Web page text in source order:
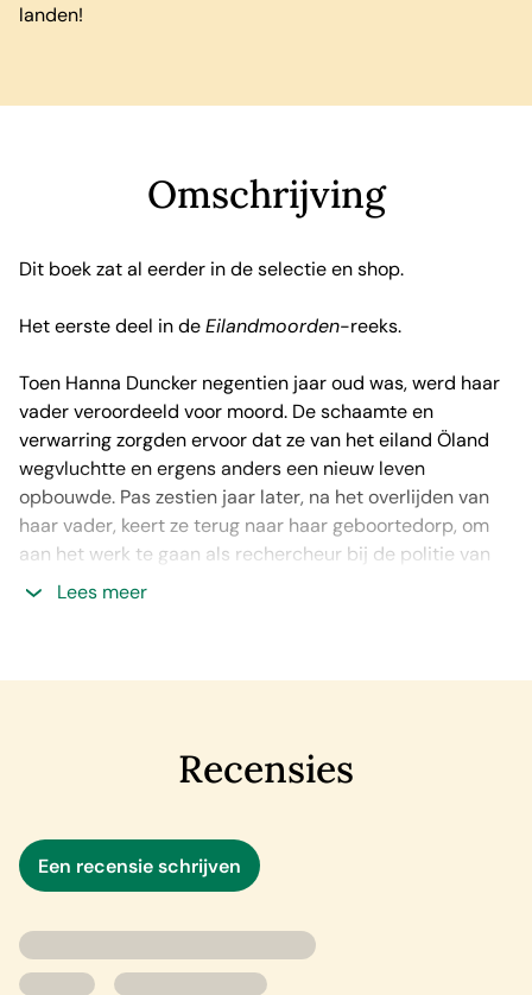
landen!
Omschrijving
Dit boek zat al eerder in de selectie en shop.
Het eerste deel in deEilandmoorden-reeks.
Toen Hanna Duncker negentien jaar oud was, werd haar
vader veroordeeld voor moord. De schaamte en
verwarring zorgden ervoor dat ze van het eiland Öland
wegvluchtte en ergens anders een nieuw leven
opbouwde. Pas zestien jaar later, na het overlijden van
haar vader, keert ze terug naar haar geboortedorp, om
aan het werk te gaan als rechercheur bij de politie van
Kalmar, aan de andere kant van de zeestraat.
jeugdvriendin te zijn. De zaak trekt de aandacht van veel
bewoners, die Hanna's terugkeer niet allemaal
die ze krijgt. Wat is er precies aan de hand op het
eiland?
de
-reeks. Een schot in de roos.'
Skåne
Lees meer
Recensies
Een recensie schrijven